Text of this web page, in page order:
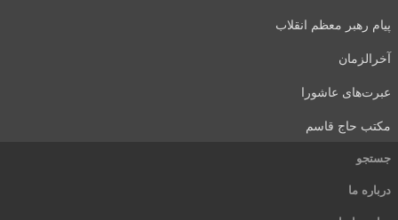
پیام رهبر معظم انقلاب
آخرالزمان
عبرت‌های عاشورا
مکتب حاج قاسم
جستجو
درباره ما